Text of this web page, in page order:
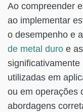
Ao compreender
ao implementar
o desempenho e
de metal duro e
utilizadas em
ou em operações
abordagens